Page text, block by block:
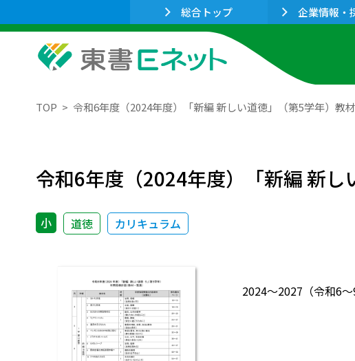
総合トップ 企業情報・
TOP 令和6年度（2024年度）「新編 新しい道徳」（第5学年）教
令和6年度（2024年度）「新編 新
小 道徳 カリキュラム
2024～2027（令和6